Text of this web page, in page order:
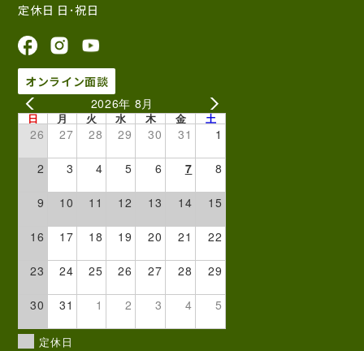
定休日 日･祝日
オンライン面談
2026年 8月
日 月 火 水 木 金 土
26 27 28 29 30 31 1
2 3 4 5 6 7 8
9 10 11 12 13 14 15
16 17 18 19 20 21 22
23 24 25 26 27 28 29
30 31 1 2 3 4 5
定休日